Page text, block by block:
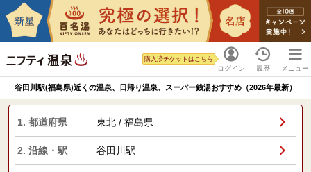
ログイン
購入済チケットはこちら
履歴 メニュー
谷田川駅(福島県)近くの温泉、日帰り温泉、スーパー銭湯おすすめ（2026年最新）
1. 都道府県 東北 / 福島県
2. 沿線・駅 谷田川駅